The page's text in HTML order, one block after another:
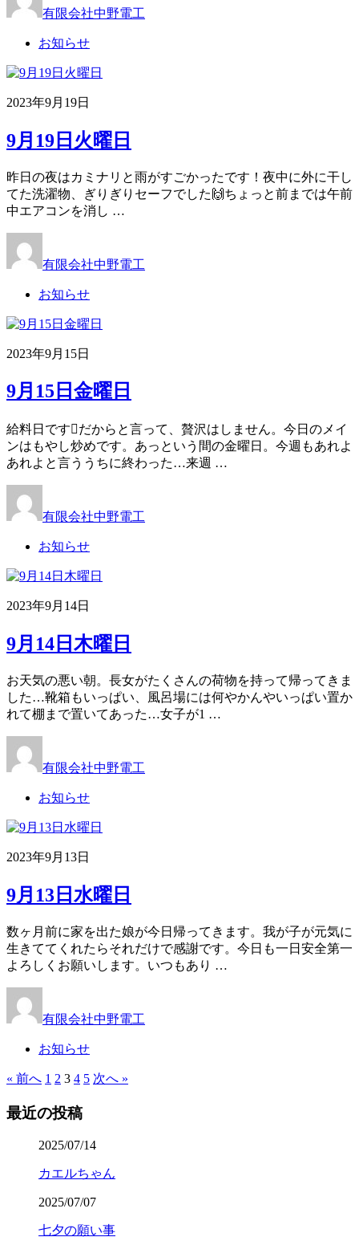
有限会社中野電工
お知らせ
2023年9月19日
9月19日火曜日
昨日の夜はカミナリと雨がすごかったです！夜中に外に干し
てた洗濯物、ぎりぎりセーフでした🙌ちょっと前までは午前
中エアコンを消し …
有限会社中野電工
お知らせ
2023年9月15日
9月15日金曜日
給料日ですだからと言って、贅沢はしません。今日のメイ
ンはもやし炒めです。あっという間の金曜日。今週もあれよ
あれよと言ううちに終わった…来週 …
有限会社中野電工
お知らせ
2023年9月14日
9月14日木曜日
お天気の悪い朝。長女がたくさんの荷物を持って帰ってきま
した…靴箱もいっぱい、風呂場には何やかんやいっぱい置か
れて棚まで置いてあった…女子が1 …
有限会社中野電工
お知らせ
2023年9月13日
9月13日水曜日
数ヶ月前に家を出た娘が今日帰ってきます。我が子が元気に
生きててくれたらそれだけで感謝です。今日も一日安全第一
よろしくお願いします。いつもあり …
有限会社中野電工
お知らせ
« 前へ 1 2 3 4 5 次へ »
最近の投稿
2025/07/14
カエルちゃん
2025/07/07
七夕の願い事